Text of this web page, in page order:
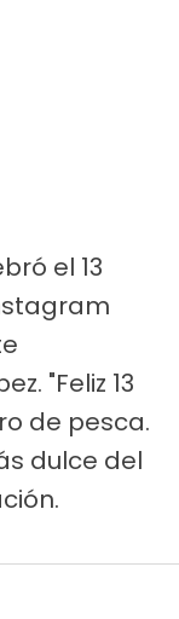
el 13
"Feliz 13
de pesca.
dulce del